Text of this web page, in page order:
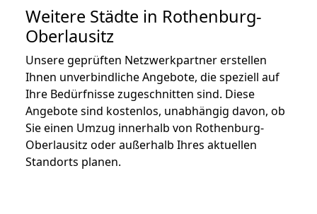
Weitere Städte in Rothenburg-
Oberlausitz
Unsere geprüften Netzwerkpartner erstellen
Ihnen unverbindliche Angebote, die speziell auf
Ihre Bedürfnisse zugeschnitten sind. Diese
Angebote sind kostenlos, unabhängig davon, ob
Sie einen Umzug innerhalb von Rothenburg-
Oberlausitz oder außerhalb Ihres aktuellen
Standorts planen.